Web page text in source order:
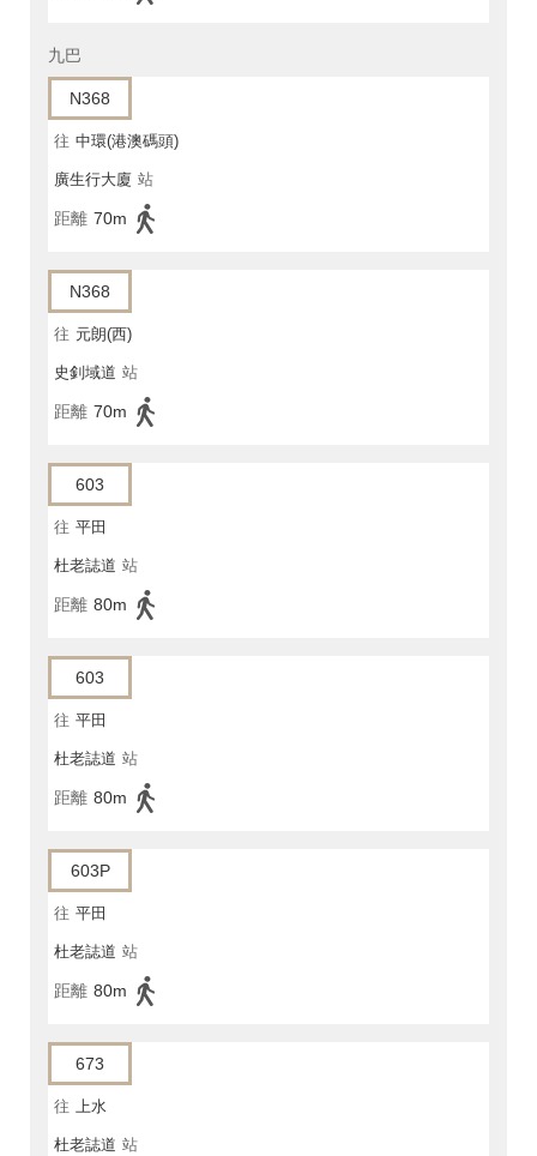
九巴
N368
往 中環(港澳碼頭)
廣生行大廈 站
距離 70m
N368
往 元朗(西)
史釗域道 站
距離 70m
603
往 平田
杜老誌道 站
距離 80m
603
往 平田
杜老誌道 站
距離 80m
603P
往 平田
杜老誌道 站
距離 80m
673
往 上水
杜老誌道 站